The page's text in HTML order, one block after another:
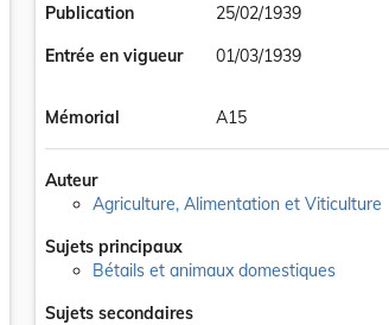
Publication
25/02/1939
Entrée en vigueur
01/03/1939
Mémorial A15
Auteur
Agriculture, Alimentation et Viticulture
Sujets principaux
Bétails et animaux domestiques
Sujets secondaires